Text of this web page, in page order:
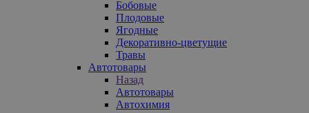
Бобовые
Плодовые
Ягодные
Декоративно-цветущие
Травы
Автотовары
Назад
Автотовары
Автохимия